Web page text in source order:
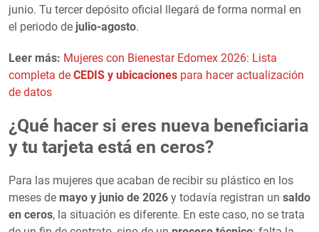
junio. Tu tercer depósito oficial llegará de forma normal en
el periodo de julio-agosto.
Leer más: Mujeres con Bienestar Edomex 2026: Lista
completa de CEDIS y ubicaciones para hacer actualización
de datos
¿Qué hacer si eres nueva beneficiaria
y tu tarjeta está en ceros?
Para las mujeres que acaban de recibir su plástico en los
meses de mayo y junio de 2026 y todavía registran un saldo
en ceros, la situación es diferente. En este caso, no se trata